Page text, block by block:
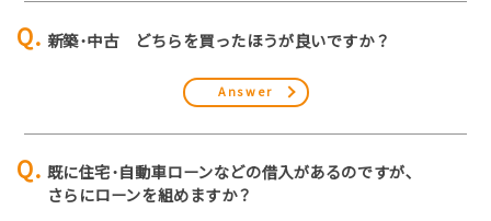
新築･中古 どちらを買ったほうが良いですか？
Answer
既に住宅･自動車ローンなどの借入があるのですが､
さらにローンを組めますか？